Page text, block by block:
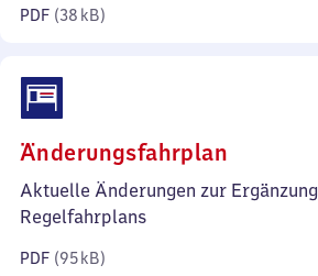
PDF (38 kB)
Änderungsfahrplan
95
Aktuelle Änderungen zur
Regelfahrplans
PDF (95 kB)